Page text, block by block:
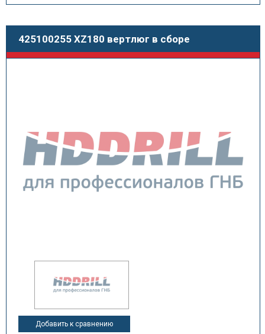
425100255 XZ180 вертлюг в сборе
Добавить к сравнению